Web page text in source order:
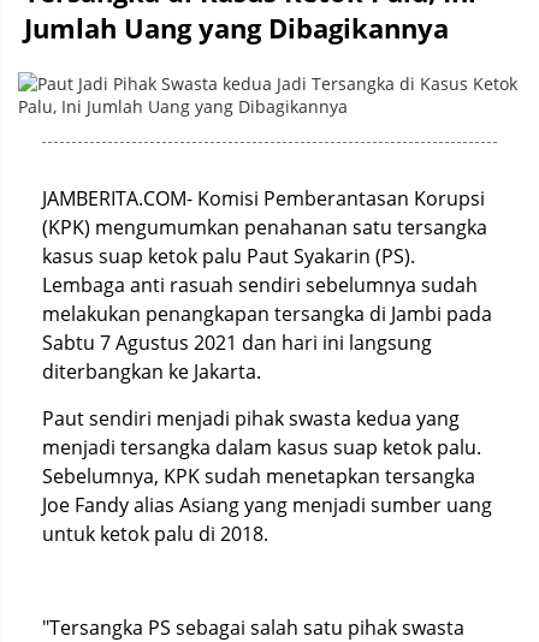
Jumlah Uang yang Dibagikannya
JAMBERITA.COM- Komisi Pemberantasan Korupsi
(KPK) mengumumkan penahanan satu tersangka
kasus suap ketok palu Paut Syakarin (PS).
Lembaga anti rasuah sendiri sebelumnya sudah
melakukan penangkapan tersangka di Jambi pada
Sabtu 7 Agustus 2021 dan hari ini langsung
diterbangkan ke Jakarta.
Paut sendiri menjadi pihak swasta kedua yang
menjadi tersangka dalam kasus suap ketok palu.
Sebelumnya, KPK sudah menetapkan tersangka
Joe Fandy alias Asiang yang menjadi sumber uang
untuk ketok palu di 2018.
"Tersangka PS sebagai salah satu pihak swasta